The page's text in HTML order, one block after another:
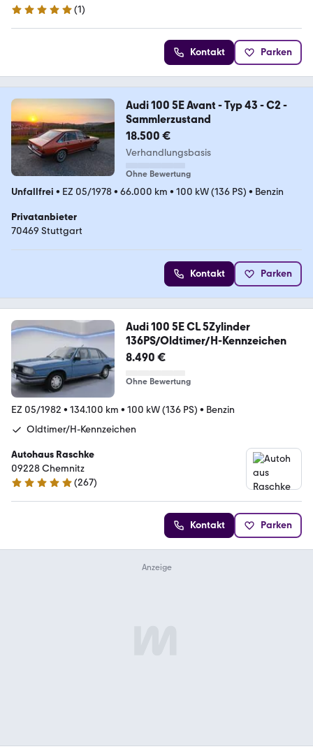
5 Sterne
(1)
Kontakt Parken
Audi 100 5E Avant - Typ 43 - C2 -
Sammlerzustand
18.500 €
Verhandlungsbasis
Ohne Bewertung
Unfallfrei • EZ 05/1978• 66.000 km • 100 kW (136 PS) • Benzin
Privatanbieter
70469 Stuttgart
Kontakt Parken
Audi 100 5E CL 5Zylinder
136PS/Oldtimer/H-Kennzeichen
8.490 €
Ohne Bewertung
EZ 05/1982 • 134.100 km • 100 kW (136 PS) • Benzin
Oldtimer/H-Kennzeichen
Autohaus Raschke
09228 Chemnitz
4.8 Sterne
(267)
Kontakt Parken